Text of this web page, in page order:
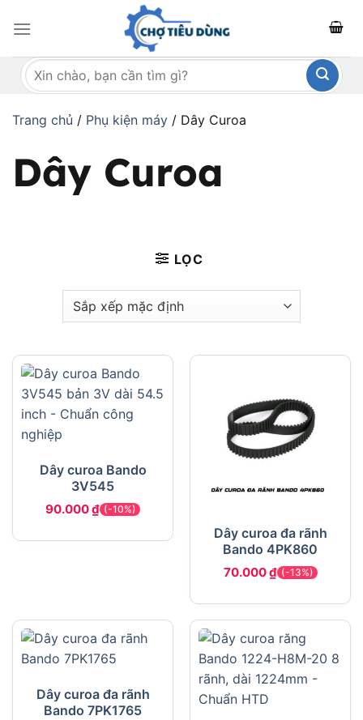
qua
dungTìm
kiếm:
Trang chủ / Phụ kiện máy / Dây Curoa
Dây Curoa
LỌC
Dây curoa Bando
3V545
90.000₫ (-10%)
Dây curoa đa rãnh
Bando 4PK860
70.000₫ (-13%)
Dây curoa đa rãnh
Bando 7PK1765